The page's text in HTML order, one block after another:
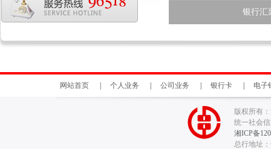
银行汇
网站首页 个人业务 公司业务 银行卡 电子
版权所有
统一社会信
湘ICP备
总行地址